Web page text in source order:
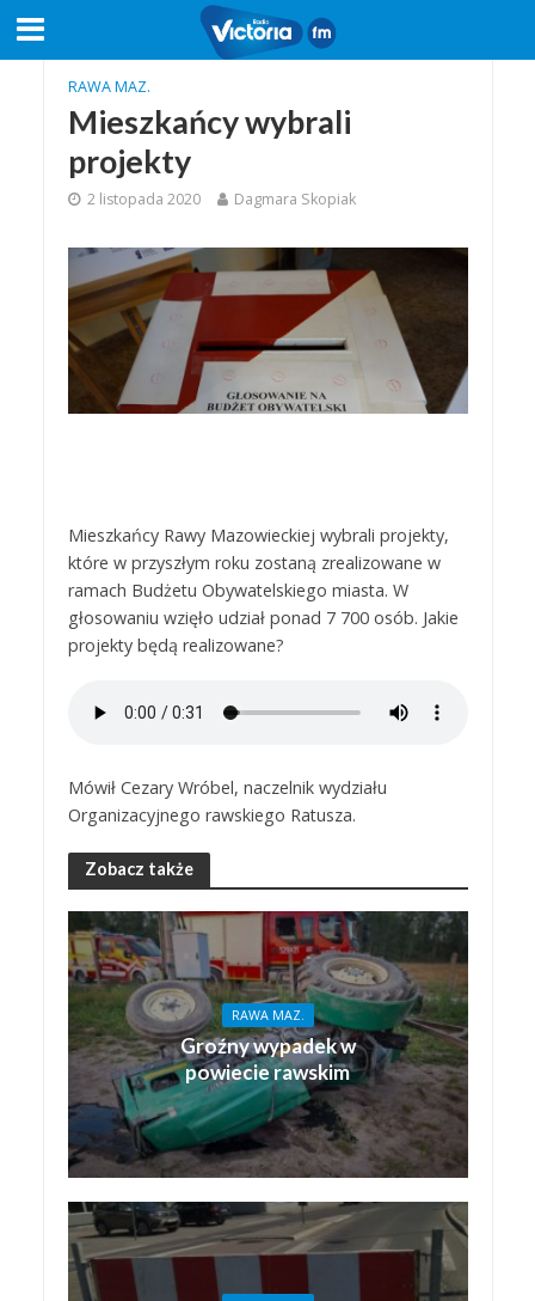
RAWA MAZ.
Mieszkańcy wybrali
projekty
2 listopada 2020 Dagmara Skopiak
Mieszkańcy Rawy Mazowieckiej wybrali projekty,
które w przyszłym roku zostaną zrealizowane w
ramach Budżetu Obywatelskiego miasta. W
głosowaniu wzięło udział ponad 7 700 osób. Jakie
projekty będą realizowane?
Mówił Cezary Wróbel, naczelnik wydziału
Organizacyjnego rawskiego Ratusza.
Zobacz także
RAWA MAZ.
Groźny wypadek w
powiecie rawskim